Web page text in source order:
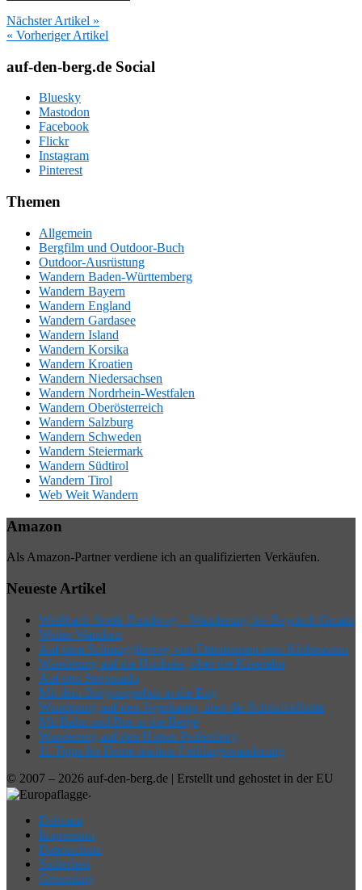
Nächster Artikel »
« Vorheriger Artikel
auf-den-berg.de Social
Bluesky
Mastodon
Facebook
Flickr
Instagram
Pinterest
Themen
Allgemein
Bergfilm und Outdoor-Buch
Outdoor-Ausrüstung
Wandern Baden-Württemberg
Wandern Bayern
Wandern England
Wandern Gardasee
Wandern Island
Wandern Korsika
Wandern Kroatien
Wandern Niedersachsen
Wandern Nordrhein-Westfalen
Wandern Oberösterreich
Wandern Salzburg
Wandern Schweden
Wandern Steiermark
Wandern Südtirol
Wandern Tirol
Web Weit Wandern
Amazon
Als Amazon-Partner verdiene ich an qualifizierten Verkäufen.
Neueste Artikel
Weißbach-Speik-Rundweg – Wanderung bei Bayrisch Gmain
Weiter Wandern
Auf dem Schmugglerweg von Ettenhausen zum Klobenstein
Wanderung auf die Hochries, über die Käseralm
Auf den Serponado
Mit dem Bergsteigerbus in die Eng
Wanderung auf den Jägerkamp, über die Schönfeldhütte
Mit Bahn und Bus in die Berge
Wanderung auf den Hohen Peißenberg
11 Tipps für Deine nächste Frühlingswanderung
© 2007 – 2026 auf-den-berg.de | Erstellt und gehostet in der EU
.
Dahoam
Impressum
Datenschutz
Sicherheit
Grounding